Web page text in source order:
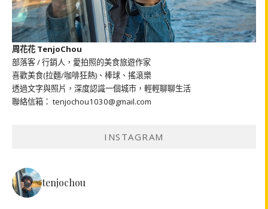
周花花 TenjoChou
部落客 / 行銷人，愛拍照的美食旅遊作家
喜歡美食(拉麵/咖啡狂熱)、棒球、搖滾樂
透過文字與照片，深度認識一個城市，輕輕聊聊生活
聯絡信箱： tenjochou1030@gmail.com
INSTAGRAM
tenjochou